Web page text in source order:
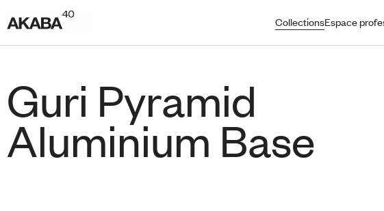
CollectionsEspace
Guri Pyramid
Aluminium Base